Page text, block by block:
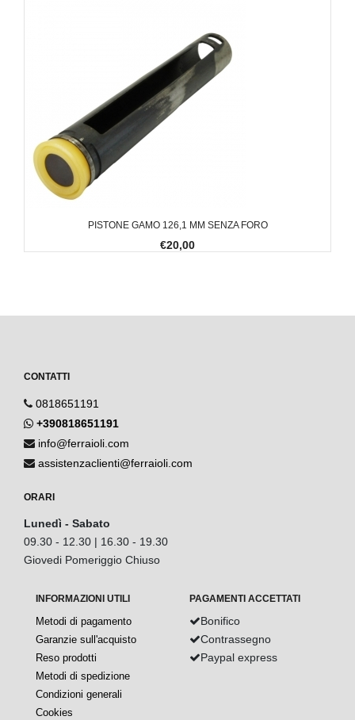
PISTONE GAMO 126,1 MM SENZA FORO
€20,00
CONTATTI
0818651191
+390818651191
info@ferraioli.com
assistenzaclienti@ferraioli.com
ORARI
Lunedì - Sabato
09.30 - 12.30 | 16.30 - 19.30
Giovedi Pomeriggio Chiuso
INFORMAZIONI UTILI
Metodi di pagamento
Garanzie sull'acquisto
Reso prodotti
Metodi di spedizione
Condizioni generali
Cookies
PAGAMENTI ACCETTATI
Bonifico
Contrassegno
Paypal express